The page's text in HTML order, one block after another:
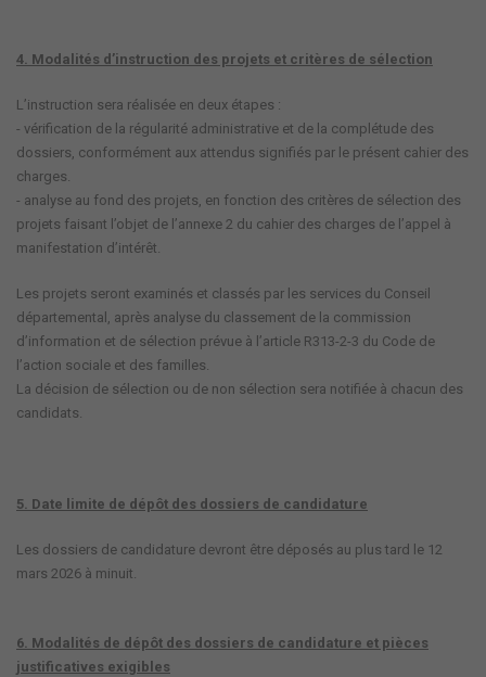
4. Modalités d’instruction des projets et critères de sélection
L’instruction sera réalisée en deux étapes :
- vérification de la régularité administrative et de la complétude des
dossiers, conformément aux attendus signifiés par le présent cahier des
charges.
- analyse au fond des projets, en fonction des critères de sélection des
projets faisant l’objet de l’annexe 2 du cahier des charges de l’appel à
manifestation d’intérêt.
Les projets seront examinés et classés par les services du Conseil
départemental, après analyse du classement de la commission
d’information et de sélection prévue à l’article R313-2-3 du Code de
l’action sociale et des familles.
La décision de sélection ou de non sélection sera notifiée à chacun des
candidats.
5. Date limite de dépôt des dossiers de candidature
Les dossiers de candidature devront être déposés au plus tard le 12
mars 2026 à minuit.
6. Modalités de dépôt des dossiers de candidature et pièces
justificatives exigibles